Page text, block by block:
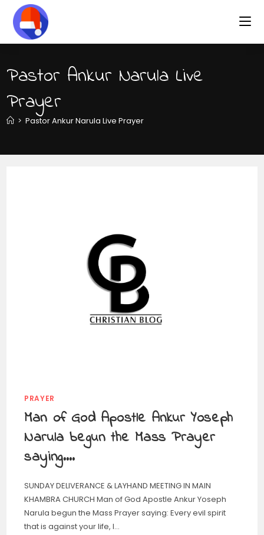
content
Pastor Ankur Narula Live
Prayer
> Pastor Ankur Narula Live Prayer
PRAYER
Man of God Apostle Ankur Yoseph
Narula begun the Mass Prayer
saying….
SUNDAY DELIVERANCE & LAYHAND MEETING IN MAIN
KHAMBRA CHURCH Man of God Apostle Ankur Yoseph
Narula begun the Mass Prayer saying: Every evil spirit
that is against your life, I…